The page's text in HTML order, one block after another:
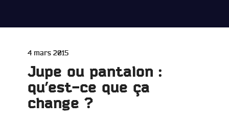
Publié
4 mars 2015
Jupe ou pantalon :
qu’est-ce que ça
change ?